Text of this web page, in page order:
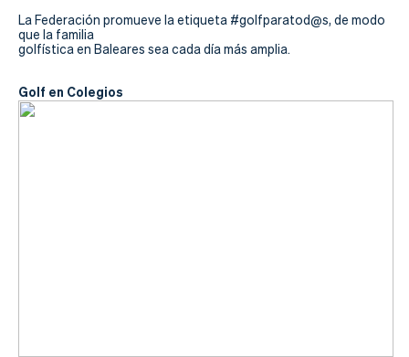
La Federación promueve la etiqueta #golfparatod@s, de modo
que la familia
golfística en Baleares sea cada día más amplia.
Golf en Colegios